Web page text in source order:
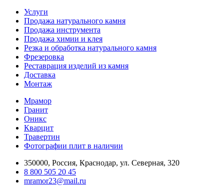
Услуги
Продажа натурального камня
Продажа инструмента
Продажа химии и клея
Резка и обработка натурального камня
Фрезеровка
Реставрация изделий из камня
Доставка
Монтаж
Мрамор
Гранит
Оникс
Кварцит
Травертин
Фотографии плит в наличии
350000, Россия, Краснодар, ул. Северная, 320
8 800 505 20 45
mramor23@mail.ru